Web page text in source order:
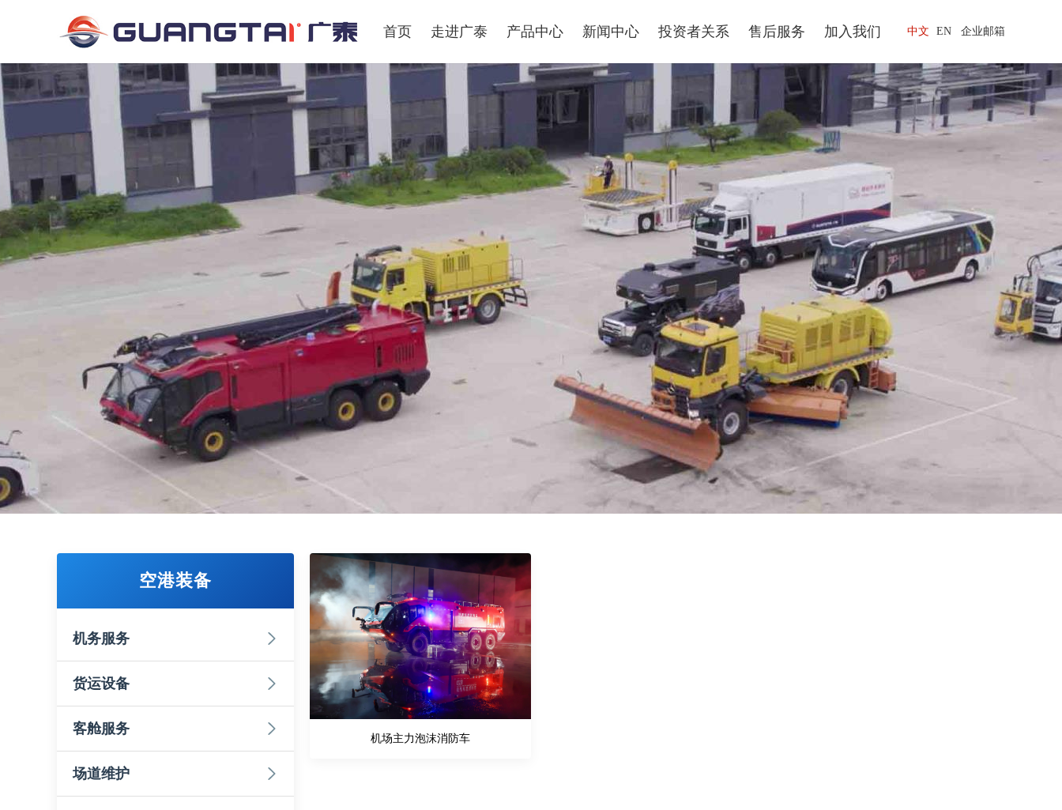
首页 走进广泰 产品中心 新闻中心 投资者关系 售后服务 加入我们 中文 EN 企业邮箱
空港装备
机务服务
货运设备
客舱服务
场道维护
机场主力泡沫消防车